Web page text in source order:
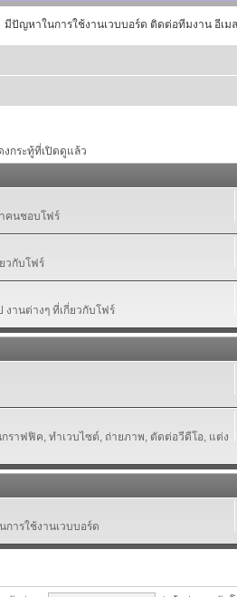
มีปัญหาในการใช้งานเวบบอร์ด ติดต่อทีมงาน อีเม
งกระทู้ที่เปิดดูแล้ว
คนชอบโฟร์
วกับโฟร์
านต่างๆ ที่เกี่ยวกับโฟร์
ราฟฟิค, ทำเวบไซต์, ถ่ายภาพ, ตัดต่อวีดีโอ, แต่ง
ารใช้งานเวบบอร์ด